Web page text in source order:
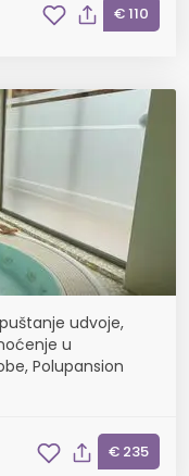
€ 110
udvoje,
u
Polupansion
€ 235